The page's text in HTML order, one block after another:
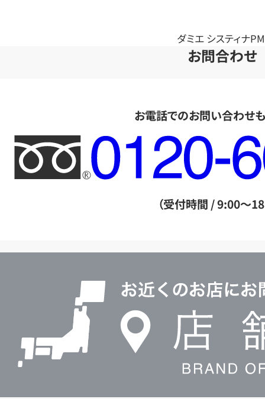
ダミエ システィナ
お問合わせ
お電話でのお問い合わせ
フ
リ
ー
ル
（受付時間 / 9:00～